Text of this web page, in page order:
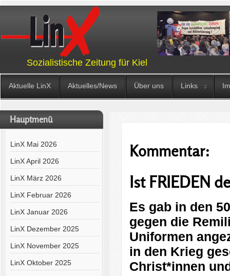
Sozialistische Zeitung für Kiel
Aktuelle LinX Aktuelles/News Über uns Links
Hauptmenü
LinX Mai 2026
LinX April 2026
LinX März 2026
LinX Februar 2026
LinX Januar 2026
LinX Dezember 2025
LinX November 2025
LinX Oktober 2025
Kommentar:
Ist FRIEDEN
Es gab in den
gegen die
Uniformen
in den Krieg
Christ*innen